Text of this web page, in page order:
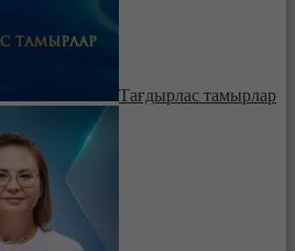
Тағдырлас тамырлар